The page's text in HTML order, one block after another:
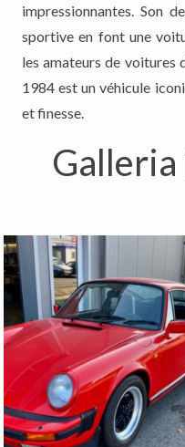
impressionnantes. Son
sportive en font une
les amateurs de voitures
1984 est un véhicule
et finesse.